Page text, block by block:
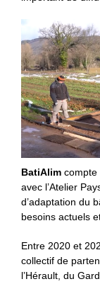
BatiAlim compte
avec l’Atelier
d’adaptation du
besoins actuels
Entre 2020 et
collectif de
l’Hérault, du